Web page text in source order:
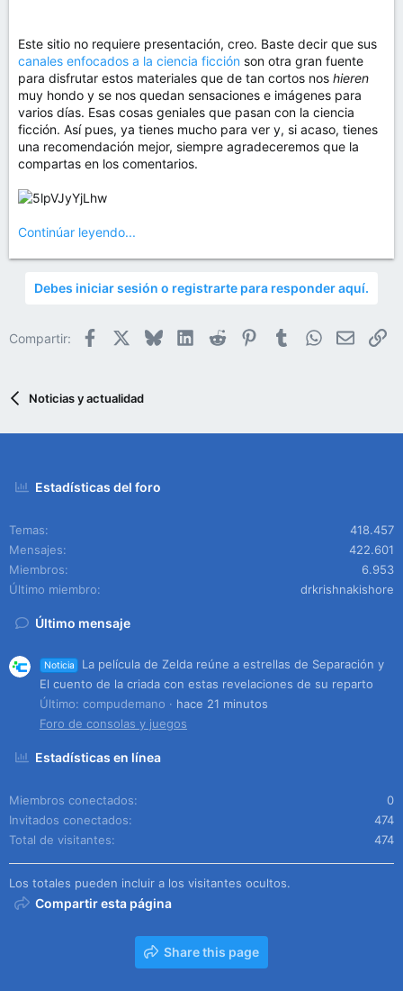
Este sitio no requiere presentación, creo. Baste decir que sus
canales enfocados a la ciencia ficción son otra gran fuente
para disfrutar estos materiales que de tan cortos nos hieren
muy hondo y se nos quedan sensaciones e imágenes para
varios días. Esas cosas geniales que pasan con la ciencia
ficción. Así pues, ya tienes mucho para ver y, si acaso, tienes
una recomendación mejor, siempre agradeceremos que la
compartas en los comentarios.
Continúar leyendo...
Debes iniciar sesión o registrarte para responder aquí.
Compartir: Facebook BlueskyLinkedIn
Reddit PinterestTumblrWhatsApp
Email
Noticias y actualidad
Estadísticas del foro
Temas
418.457
Mensajes
422.601
Miembros
6.953
Último miembro
drkrishnakishore
Último mensaje
Noticia
La película de Zelda reúne a estrellas de Separación y
El cuento de la criada con estas revelaciones de su reparto
Último: compudemano
hace 21 minutos
Foro de consolas y juegos
Estadísticas en línea
Miembros conectados
0
Invitados conectados
474
Total de visitantes
474
Los totales pueden incluir a los visitantes ocultos.
Compartir esta página
Share this page